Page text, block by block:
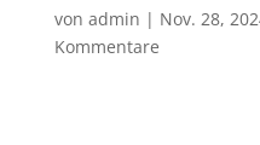
von admin | Nov. 28,
Kommentare